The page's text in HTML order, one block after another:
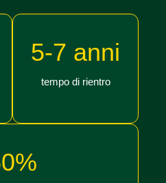
5-7 anni
tempo di rientro